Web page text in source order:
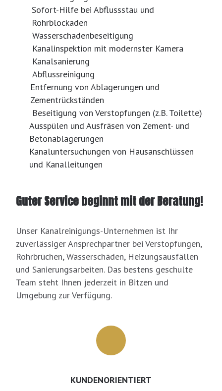
Sofort-Hilfe bei Abflussstau und
Rohrblockaden
Wasserschadenbeseitigung
Kanalinspektion mit modernster Kamera
Kanalsanierung
Abflussreinigung
Entfernung von Ablagerungen und
Zementrückständen
Beseitigung von Verstopfungen (z.B. Toilette)
Ausspülen und Ausfräsen von Zement- und
Betonablagerungen
Kanaluntersuchungen von Hausanschlüssen
und Kanalleitungen
Guter Service beginnt mit der Beratung!
Unser Kanalreinigungs-Unternehmen ist Ihr
zuverlässiger Ansprechpartner bei Verstopfungen,
Rohrbrüchen, Wasserschäden, Heizungsausfällen
und Sanierungsarbeiten. Das bestens geschulte
Team steht Ihnen jederzeit in Bitzen und
Umgebung zur Verfügung.
KUNDENORIENTIERT